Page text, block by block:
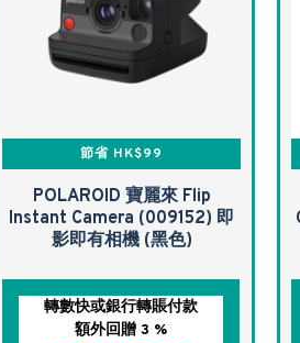
節省 HK$99
POLAROID 寶麗來 Flip
Instant Camera (009152) 即
影即有相機 (黑色)
轉數快或銀行轉賬付款
額外回贈 3 %